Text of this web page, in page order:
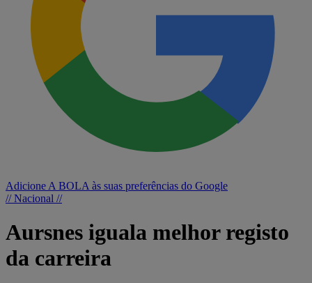
Adicione A BOLA às suas preferências do Google
// Nacional //
Aursnes iguala melhor registo
da carreira